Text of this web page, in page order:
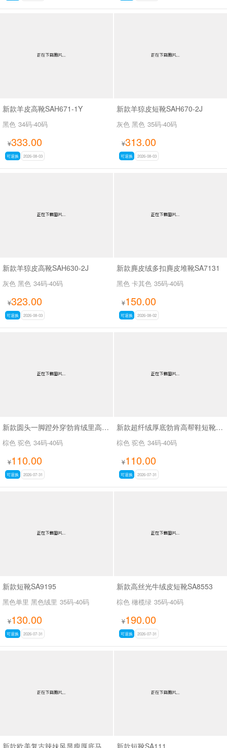
新款羊皮高靴SAH671-1Y
黑色 34码-40码
¥333.00
可退换 2026-08-03
新款羊猄皮短靴SAH670-2J
灰色 黑色 35码-40码
¥313.00
可退换 2026-08-03
新款羊猄皮高靴SAH630-2J
灰色 黑色 34码-40码
¥323.00
可退换 2026-08-03
新款麂皮绒多扣麂皮堆靴SA7131
黑色 卡其色 35码-40码
¥150.00
可退换 2026-08-02
新款圆头一脚蹬外穿勃肯绒里高帮鞋SA9109
棕色 驼色 34码-40码
¥110.00
可退换 2026-07-31
新款超纤绒厚底勃肯高帮鞋短靴SA9116
棕色 驼色 34码-40码
¥110.00
可退换 2026-07-31
新款短靴SA9195
黑色单里 黑色绒里 35码-40码
¥130.00
可退换 2026-07-31
新款高丝光牛绒皮短靴SA8553
棕色 橄榄绿 35码-40码
¥190.00
可退换 2026-07-31
新款短靴SA111